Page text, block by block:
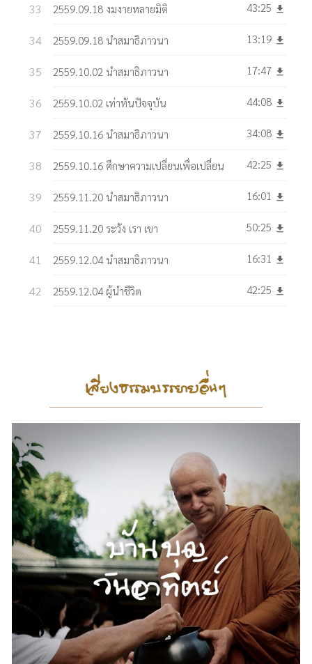
2559.09.18 งมงายหลายมิติ 43:25 get_app
2559.09.18 นำสมาธิภาวนา 13:19 get_app
2559.10.02 นำสมาธิภาวนา 17:47 get_app
2559.10.02 เท่าทันปัจจุบัน 44:08 get_app
2559.10.16 นำสมาธิภาวนา 34:08 get_app
2559.10.16 ศึกษาความเปลี่ยนเพื่อเปลี่ยน 42:25 get_app
2559.11.20 นำสมาธิภาวนา 16:01 get_app
2559.11.20 ระวัง เรา เขา 50:25 get_app
2559.12.04 นำสมาธิภาวนา 16:31 get_app
2559.12.04 ผู้นำชีวิต 42:25 get_app